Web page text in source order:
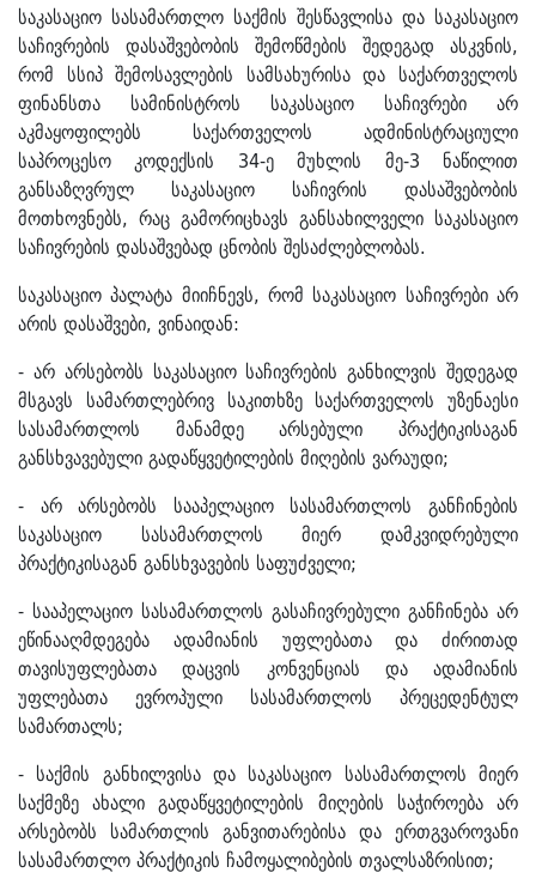
საკასაციო სასამართლო საქმის შესწავლისა და საკასაციო
საჩივრების დასაშვებობის შემოწმების შედეგად ასკვნის,
რომ სსიპ შემოსავლების სამსახურისა და საქართველოს
ფინანსთა სამინისტროს საკასაციო საჩივრები არ
აკმაყოფილებს საქართველოს ადმინისტრაციული
საპროცესო კოდექსის 34-ე მუხლის მე-3 ნაწილით
განსაზღვრულ საკასაციო საჩივრის დასაშვებობის
მოთხოვნებს, რაც გამორიცხავს განსახილველი საკასაციო
საჩივრების დასაშვებად ცნობის შესაძლებლობას.
საკასაციო პალატა მიიჩნევს, რომ საკასაციო საჩივრები არ
არის დასაშვები, ვინაიდან:
- არ არსებობს საკასაციო საჩივრების განხილვის შედეგად
მსგავს სამართლებრივ საკითხზე საქართველოს უზენაესი
სასამართლოს მანამდე არსებული პრაქტიკისაგან
განსხვავებული გადაწყვეტილების მიღების ვარაუდი;
- არ არსებობს სააპელაციო სასამართლოს განჩინების
საკასაციო სასამართლოს მიერ დამკვიდრებული
პრაქტიკისაგან განსხვავების საფუძველი;
- სააპელაციო სასამართლოს გასაჩივრებული განჩინება არ
ეწინააღმდეგება ადამიანის უფლებათა და ძირითად
თავისუფლებათა დაცვის კონვენციას და ადამიანის
უფლებათა ევროპული სასამართლოს პრეცედენტულ
სამართალს;
- საქმის განხილვისა და საკასაციო სასამართლოს მიერ
საქმეზე ახალი გადაწყვეტილების მიღების საჭიროება არ
არსებობს სამართლის განვითარებისა და ერთგვაროვანი
სასამართლო პრაქტიკის ჩამოყალიბების თვალსაზრისით;